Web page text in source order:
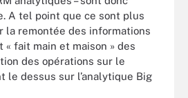
A tel point que ce sont plus
la remontée des informations
« fait main et maison » des
des opérations sur le
le dessus sur l’analytique Big